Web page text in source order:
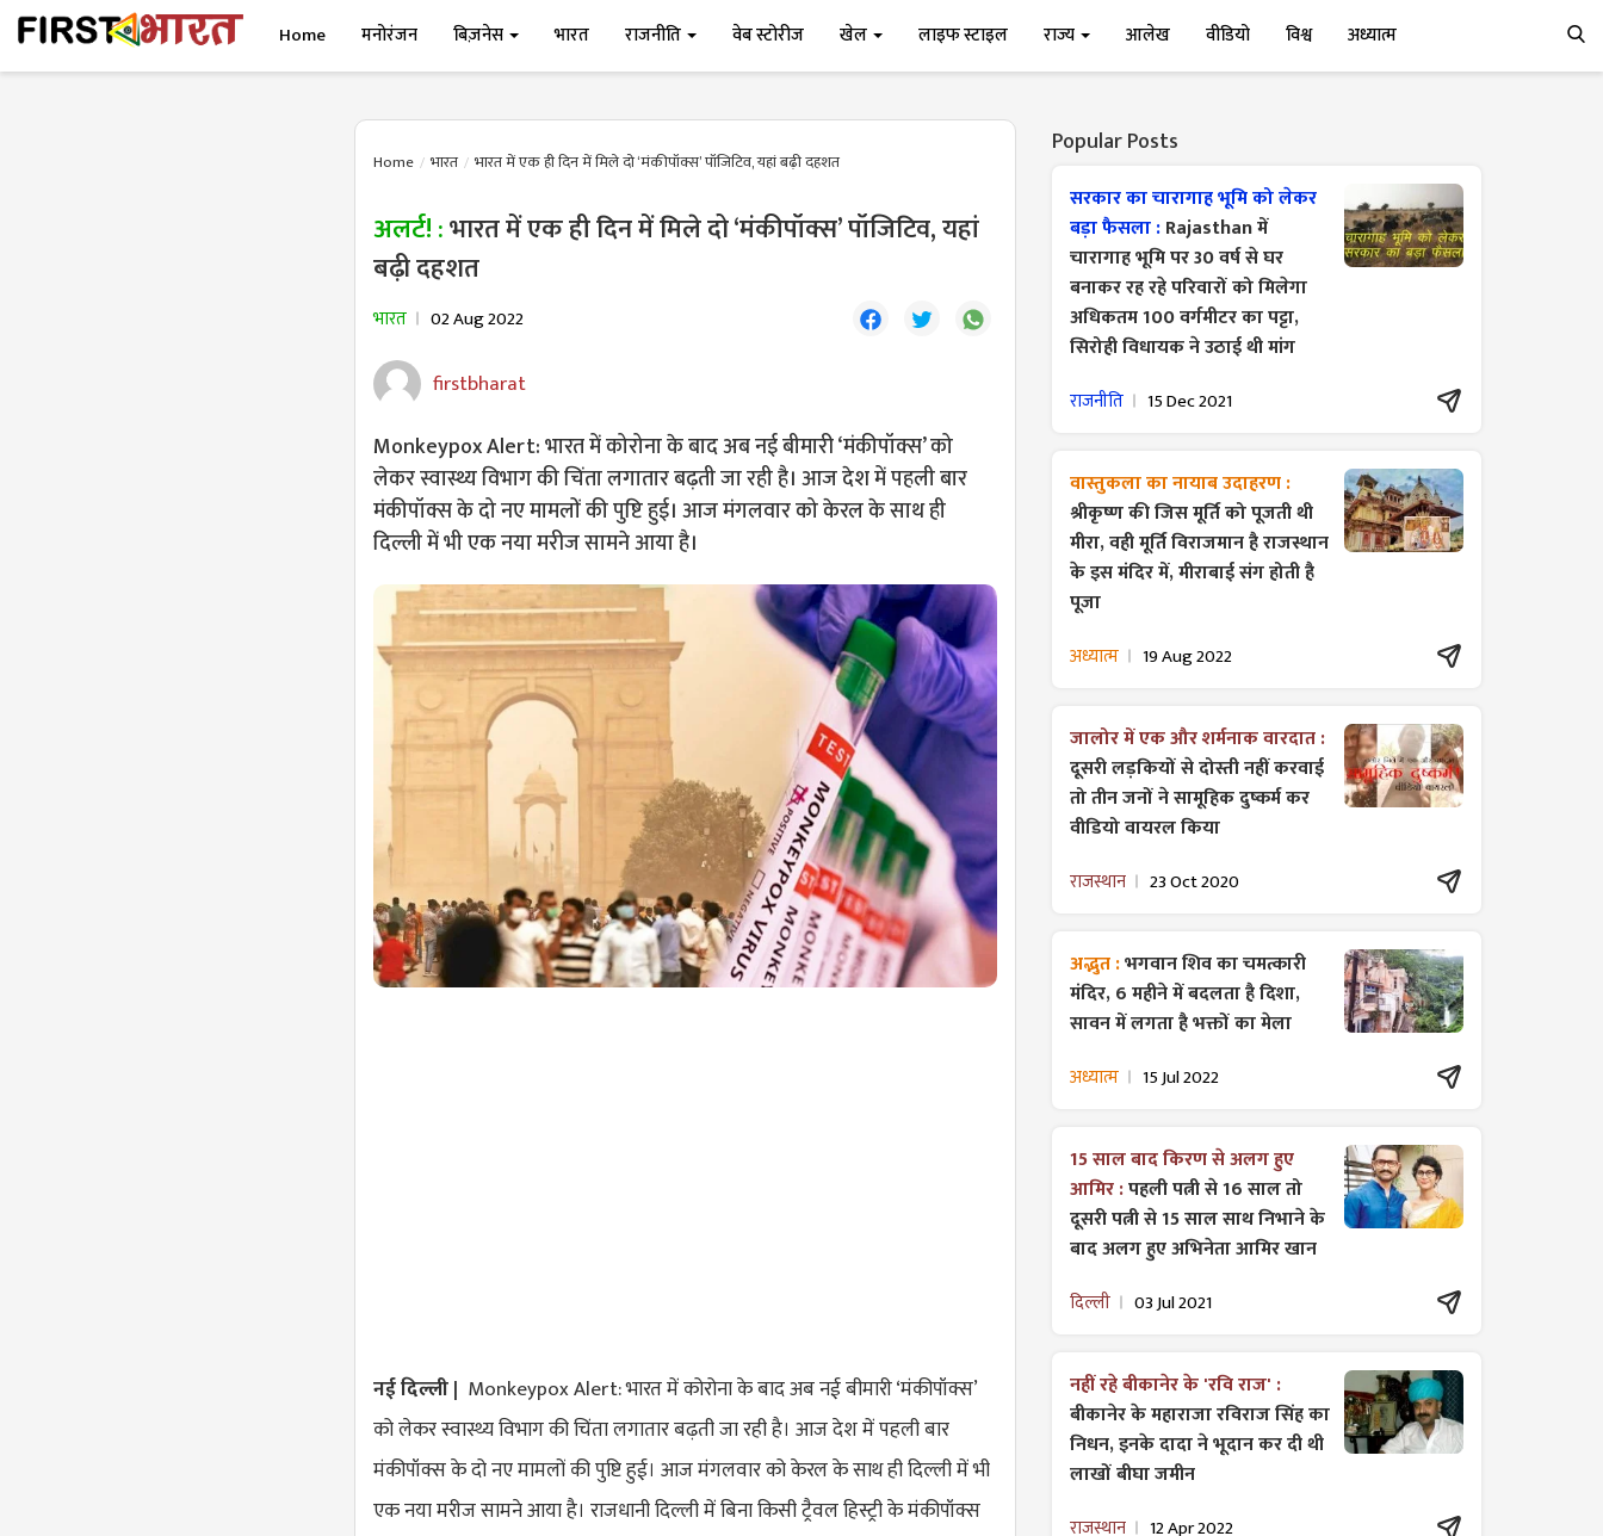
Home मनोरंजन बिज़नेस भारत राजनीति वेब स्टोरीज खेल लाइफ स्टाइल राज्य आलेख वीडियो विश्व अध्यात्म
Home भारत भारत में एक ही दिन में मिले दो ‘मंकीपॉक्स’ पॉजिटिव, यहां बढ़ी दहशत
अलर्ट! :भारत में एक ही दिन में मिले दो ‘मंकीपॉक्स’ पॉजिटिव, यहां
बढ़ी दहशत
भारत 02 Aug 2022
firstbharat
Monkeypox Alert: भारत में कोरोना के बाद अब नई बीमारी ‘मंकीपॉक्स’ को
लेकर स्वास्थ्य विभाग की चिंता लगातार बढ़ती जा रही है। आज देश में पहली बार
मंकीपॉक्स के दो नए मामलों की पुष्टि हुई। आज मंगलवार को केरल के साथ ही
दिल्ली में भी एक नया मरीज सामने आया है।
नई दिल्ली | Monkeypox Alert: भारत में कोरोना के बाद अब नई बीमारी ‘मंकीपॉक्स’
को लेकर स्वास्थ्य विभाग की चिंता लगातार बढ़ती जा रही है। आज देश में पहली बार
मंकीपॉक्स के दो नए मामलों की पुष्टि हुई। आज मंगलवार को केरल के साथ ही दिल्ली में भी
एक नया मरीज सामने आया है। राजधानी दिल्ली में बिना किसी ट्रैवल हिस्ट्री के मंकीपॉक्स
Popular Posts
सरकार का चारागाह भूमि को लेकर
बड़ा फैसला :Rajasthan में
चारागाह भूमि पर 30 वर्ष से घर
बनाकर रह रहे परिवारों को मिलेगा
अधिकतम 100 वर्गमीटर का पट्टा,
सिरोही विधायक ने उठाई थी मांग
राजनीति 15 Dec 2021
वास्तुकला का नायाब उदाहरण :
श्रीकृष्ण की जिस मूर्ति को पूजती थी
मीरा, वही मूर्ति विराजमान है राजस्थान
के इस मंदिर में, मीराबाई संग होती है
पूजा
अध्यात्म 19 Aug 2022
जालोर में एक और शर्मनाक वारदात :
दूसरी लड़कियों से दोस्ती नहीं करवाई
तो तीन जनों ने सामूहिक दुष्कर्म कर
वीडियो वायरल किया
राजस्थान 23 Oct 2020
अद्भुत :भगवान शिव का चमत्कारी
मंदिर, 6 महीने में बदलता है दिशा,
सावन में लगता है भक्तों का मेला
अध्यात्म 15 Jul 2022
15 साल बाद किरण से अलग हुए
आमिर :पहली पत्नी से 16 साल तो
दूसरी पत्नी से 15 साल साथ निभाने के
बाद अलग हुए अभिनेता आमिर खान
दिल्ली 03 Jul 2021
नहीं रहे बीकानेर के 'रवि राज' :
बीकानेर के महाराजा रविराज सिंह का
निधन, इनके दादा ने भूदान कर दी थी
लाखों बीघा जमीन
राजस्थान 12 Apr 2022